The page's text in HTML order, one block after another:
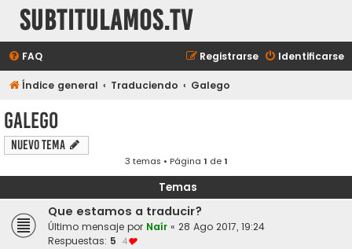
subtitulamos.tv
FAQ Identificarse
Registrarse
Índice general Traduciendo Galego
Galego
Nuevo Tema
3 temas • Página 1 de1
Temas
Que estamos a traducir?
Último mensaje por Naír « 28 Ago 2017, 19:24
Respuestas: 5 4